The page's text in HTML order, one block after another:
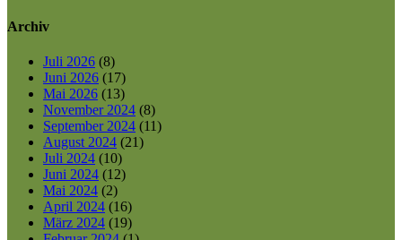
Archiv
Juli 2026 (8)
Juni 2026 (17)
Mai 2026 (13)
November 2024 (8)
September 2024 (11)
August 2024 (21)
Juli 2024 (10)
Juni 2024 (12)
Mai 2024 (2)
April 2024 (16)
März 2024 (19)